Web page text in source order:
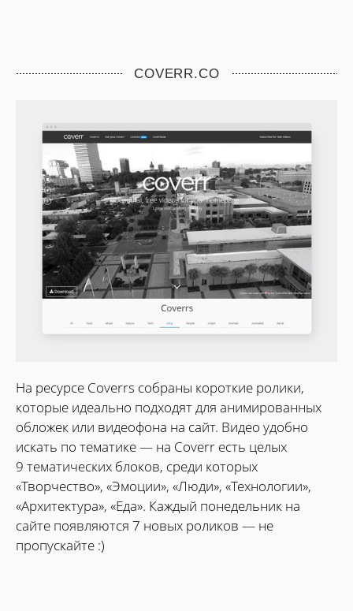
COVERR.CO
На ресурсе Coverrs собраны короткие ролики,
которые идеально подходят для анимированных
обложек или видеофона на сайт. Видео удобно
искать по тематике — на Coverr есть целых
9 тематических блоков, среди которых
«Творчество», «Эмоции», «Люди», «Технологии»,
«Архитектура», «Еда». Каждый понедельник на
сайте появляются 7 новых роликов — не
пропускайте :)